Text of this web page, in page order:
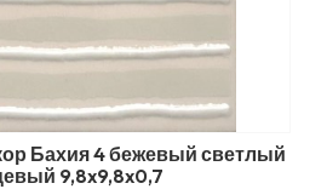
Бахия 4 бежевый светлый
9,8x9,8x0,7